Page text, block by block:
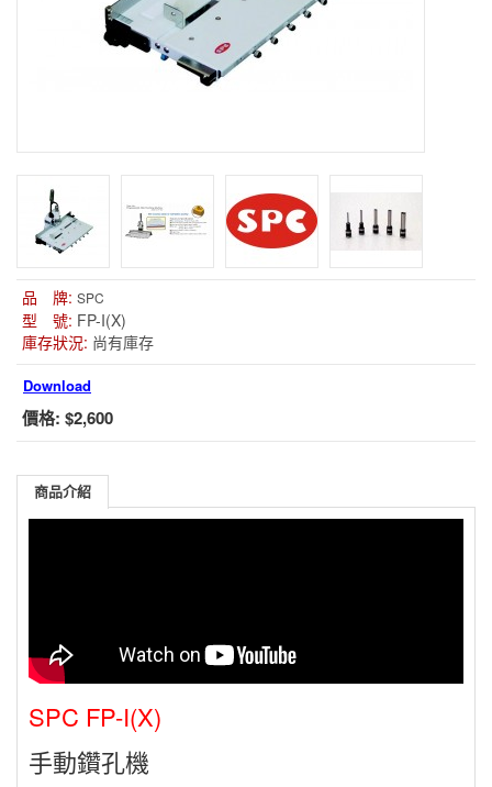
品 牌: SPC
型 號: FP-I(X)
庫存狀況: 尚有庫存
Download
價格: $2,600
商品介紹
SPC FP-I(X)
手動鑽孔機